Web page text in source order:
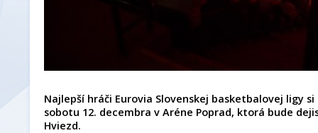
Najlepší hráči Eurovia Slovenskej basketbalovej ligy
sobotu 12. decembra v Aréne Poprad, ktorá bude
Hviezd.